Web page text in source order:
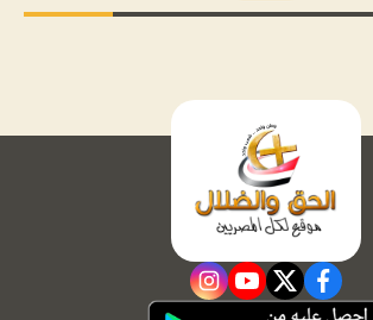
facebook
twitter
youtube
instagram